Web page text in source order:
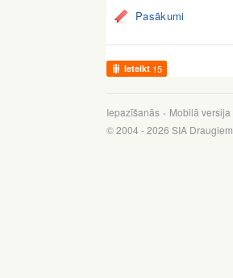
Pasākumi
Ieteikt 15
Iepazīšanās Mobilā versija
© 2004 - 2026 SIA Draugiem